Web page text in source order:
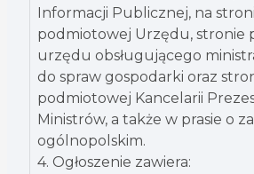
Informacji Publicznej, na
podmiotowej Urzędu, stronie
urzędu obsługującego
do spraw gospodarki oraz
podmiotowej Kancelarii
Ministrów, a także w prasie o
ogólnopolskim.
4. Ogłoszenie zawiera: